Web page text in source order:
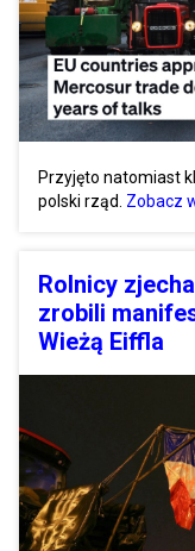
Przyjęto natomiast
polski rząd. Zobacz
Rolnicy
zrobili
Wieżą Eiffla